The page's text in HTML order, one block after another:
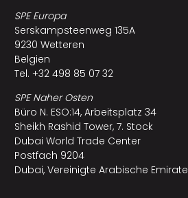
SPE Europa
Serskampsteenweg 135A
9230 Wetteren
Belgien
Tel. +32 498 85 07 32
SPE Naher Osten
Büro N. ESO:14, Arbeitsplatz 34
Sheikh Rashid Tower, 7. Stock
Dubai World Trade Center
Postfach 9204
Dubai, Vereinigte Arabische Emirate